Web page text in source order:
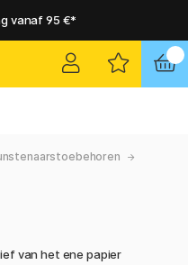
vanaf 95 €*
vanaf 95 €*
van het ene papier